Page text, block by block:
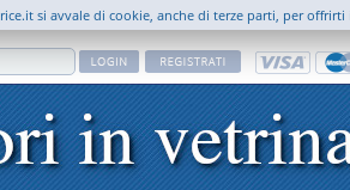
si avvale di cookie, anche di terze parti, per